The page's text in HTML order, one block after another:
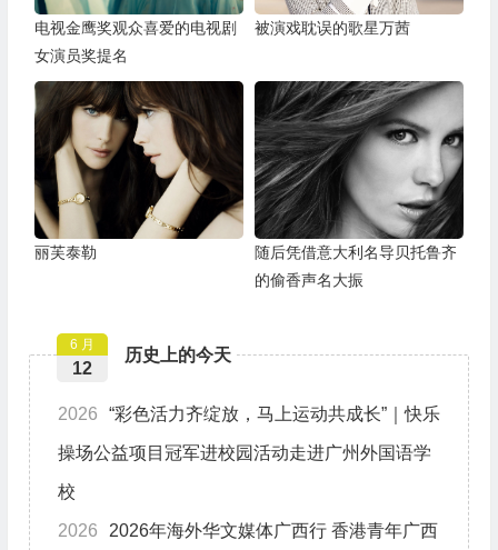
电视金鹰奖观众喜爱的电视剧
女演员奖提名
被演戏耽误的歌星万茜
丽芙泰勒
随后凭借意大利名导贝托鲁齐
的偷香声名大振
历史上的今天
6 月
12
2026 “彩色活力齐绽放，马上运动共成长”｜快乐
操场公益项目冠军进校园活动走进广州外国语学
校
2026 2026年海外华文媒体广西行 香港青年广西